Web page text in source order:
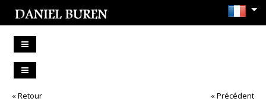
« Retour « Précédent